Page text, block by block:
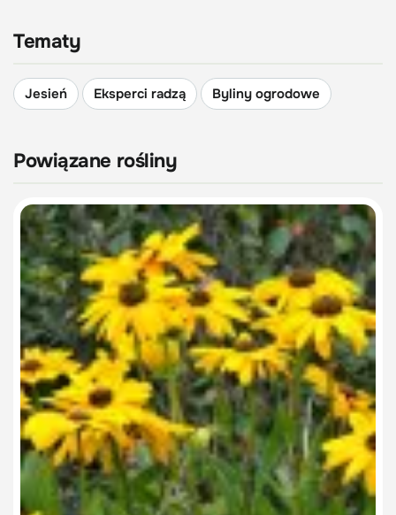
Tematy
Jesień Eksperci radzą Byliny ogrodowe
Powiązane rośliny